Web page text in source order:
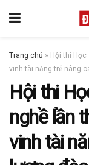
Trang chủ » Hội thi
vinh tài năng trẻ nâng
Hội thi
nghề lần
vinh tài